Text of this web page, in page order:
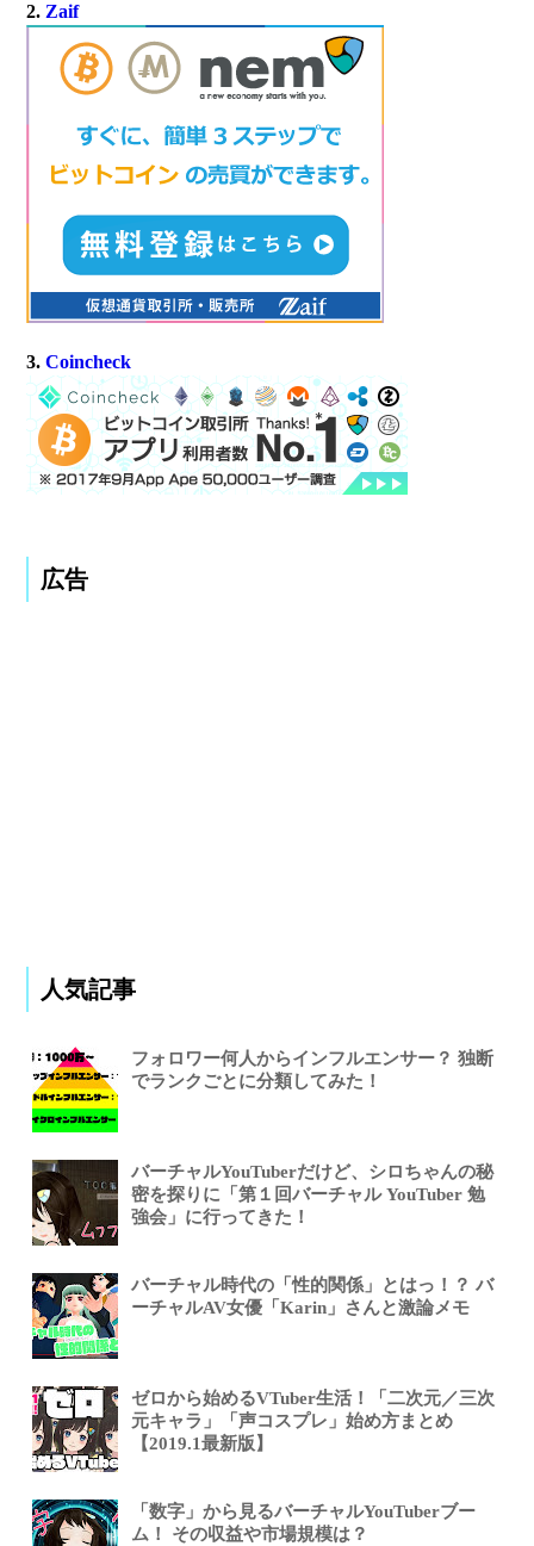
2. Zaif
3.Coincheck
広告
人気記事
フォロワー何人からインフルエンサー？ 独断
でランクごとに分類してみた！
バーチャルYouTuberだけど、シロちゃんの秘
密を探りに「第１回バーチャル YouTuber 勉
強会」に行ってきた！
バーチャル時代の「性的関係」とはっ！？ バ
ーチャルAV女優「Karin」さんと激論メモ
ゼロから始めるVTuber生活！「二次元／三次
元キャラ」「声コスプレ」始め方まとめ
【2019.1最新版】
「数字」から見るバーチャルYouTuberブー
ム！ その収益や市場規模は？